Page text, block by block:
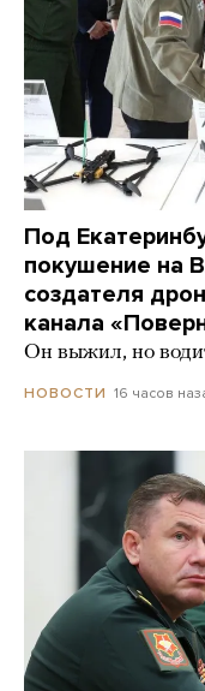
Под
покушение на
создателя
канала
Он выжил, но
НОВОСТИ 16 часов